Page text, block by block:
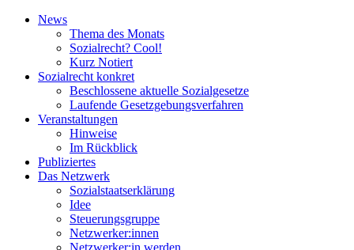
News
Thema des Monats
Sozialrecht? Cool!
Kurz Notiert
Sozialrecht konkret
Beschlossene aktuelle Sozialgesetze
Laufende Gesetz­gebungs­verfahren
Veranstaltungen
Hinweise
Im Rückblick
Publiziertes
Das Netzwerk
Sozial­staats­erklärung
Idee
Steuerungsgruppe
Netzwerker:innen
Netzwerker:in werden